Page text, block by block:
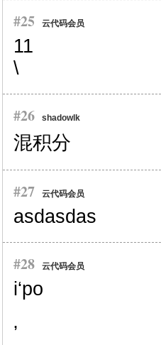
#25 云代码会员
11
\
#26 shadowlk
混积分
#27 云代码会员
asdasdas
#28 云代码会员
i‘po
’